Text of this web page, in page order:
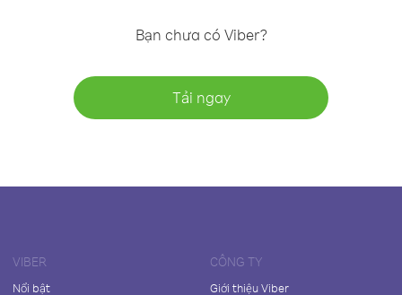
Bạn chưa có Viber?
Tải ngay
VIBER
Nổi bật
CÔNG TY
Giới thiệu Viber